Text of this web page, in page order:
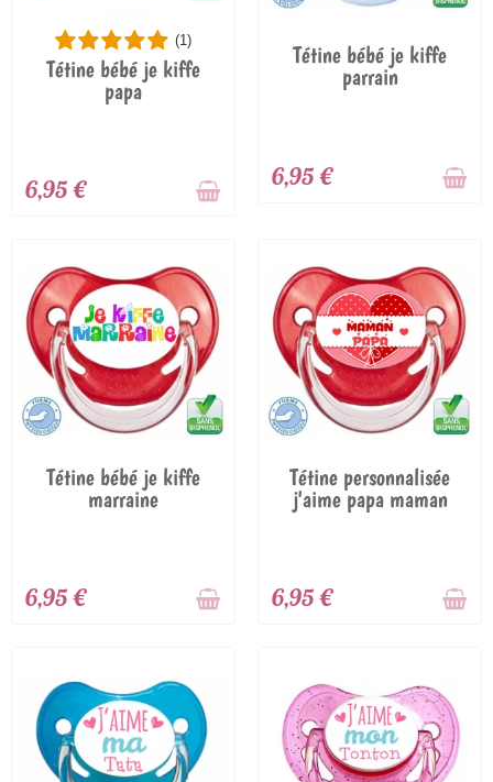
(1)
Tétine bébé je kiffe
papa
6,95 €
Tétine bébé je kiffe
parrain
6,95 €
Tétine bébé je kiffe
marraine
6,95 €
Tétine personnalisée
j'aime papa maman
6,95 €